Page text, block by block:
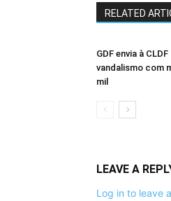
RELATED
GDF envia à
vandalismo com
mil
LEAVE A
Log in to leave